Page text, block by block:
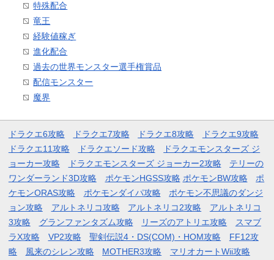
特殊配合
竜王
経験値稼ぎ
進化配合
過去の世界モンスター選手権賞品
配信モンスター
魔界
ドラクエ6攻略 ドラクエ7攻略 ドラクエ8攻略
ドラクエ9攻略
ドラクエ11攻略
ドラクエソード攻略
ドラクエモンスターズ ジ
ョーカー攻略
ドラクエモンスターズ ジョーカー2攻略
テリーの
ワンダーランド3D攻略
ポケモンHGSS攻略 ポケモンBW攻略
ポ
ケモンORAS攻略
ポケモンダイパ攻略
ポケモン不思議のダンジ
ョン攻略
アルトネリコ攻略 アルトネリコ2攻略
アルトネリコ
3攻略
グランファンタズム攻略 リーズのアトリエ攻略
スマブ
ラX攻略
VP2攻略 聖剣伝説4・DS(COM)・HOM攻略
FF12攻
略
風来のシレン攻略 MOTHER3攻略 マリオカートWii攻略